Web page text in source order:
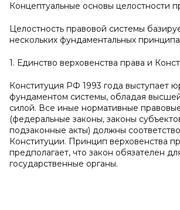
Концептуальные основы целостности
Целостность правовой системы
нескольких фундаментальных
1. Единство верховенства права и
Конституция РФ 1993 года выступает
фундаментом системы, обладая
силой. Все иные нормативные
(федеральные законы, законы
подзаконные акты) должны
Конституции. Принцип верховенства
предполагает, что закон обязателен
государственные органы.